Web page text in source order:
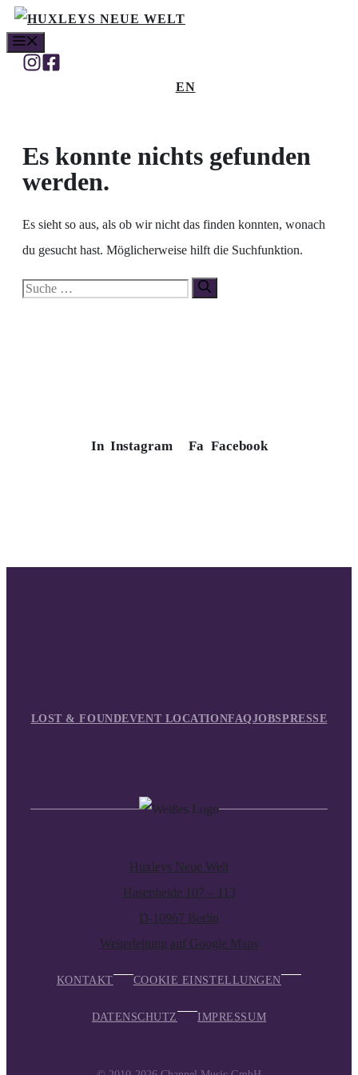
Zum
Inhalt
springen
EN
Es konnte nichts gefunden
werden.
Es sieht so aus, als ob wir nicht das finden konnten, wonach
du gesucht hast. Möglicherweise hilft die Suchfunktion.
Suche
In Instagram Fa Facebook
LOST & FOUNDEVENT LOCATIONFAQJOBSPRESSE
Huxleys Neue Welt
Hasenheide 107 – 113
D-10967 Berlin
Weiterleitung auf Google Maps
KONTAKT COOKIE EINSTELLUNGEN
DATENSCHUTZ IMPRESSUM